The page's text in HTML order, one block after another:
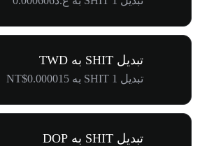
تبدیل SHIT به TWD
تبدیل 1 SHIT به NT$0.000015
تبدیل SHIT به DOP